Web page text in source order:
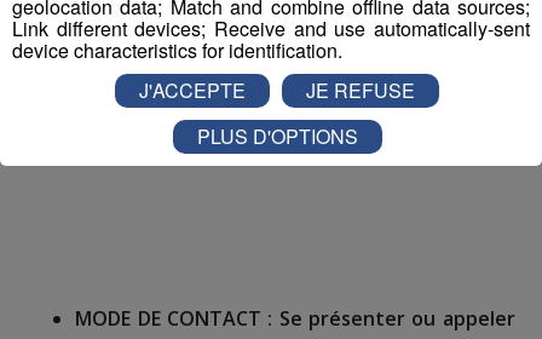
CV ET LETTRE MOTIVATION à adresser :
EMPLOI SALLANCHES
MODE DE CONTACT : Se présenter ou appeler
geolocation data; Match and combine offline data sources;
Link different devices; Receive and use automatically-sent
device characteristics for identification.
J'ACCEPTE
JE REFUSE
PLUS D'OPTIONS